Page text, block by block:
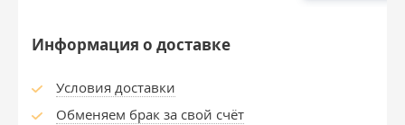
Информация о доставке
Условия доставки
Обменяем брак за свой счёт